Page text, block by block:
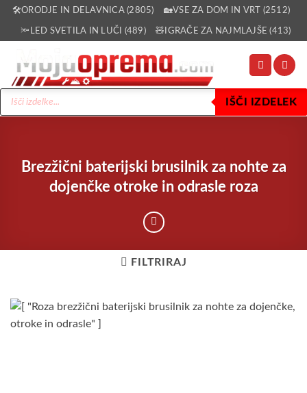
Skoči
vsebino
🛠️ORODJE IN DELAVNICA (2805) 🏡VSE ZA DOM IN VRT (2512)
🔦LED SVETILA IN LUČI (489) 🧸IGRAČE ZA NAJMLAJŠE (413)
Products
search
IŠČI IZDELEK
Brezžični baterijski brusilnik za nohte za
dojenčke otroke in odrasle roza
FILTRIRAJ